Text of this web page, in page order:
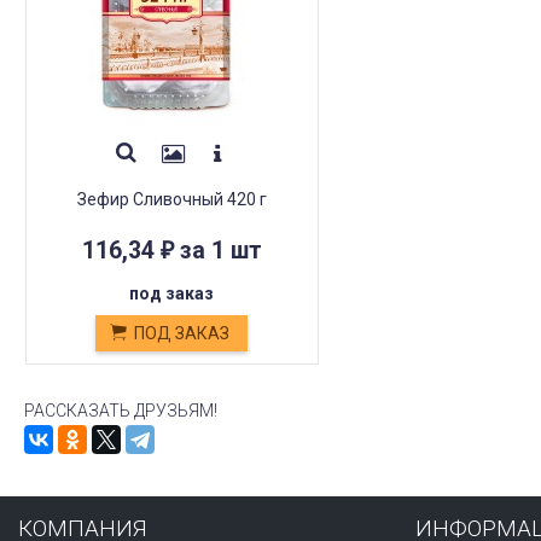
Зефир Сливочный 420 г
116,34 ₽за 1 шт
под заказ
ПОД ЗАКАЗ
РАССКАЗАТЬ ДРУЗЬЯМ!
КОМПАНИЯ